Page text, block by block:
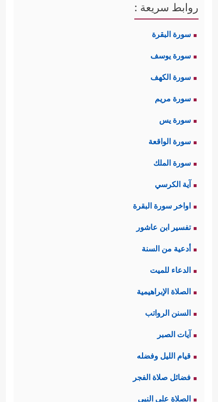
روابط سريعة :
سورة البقرة
سورة يوسف
سورة الكهف
سورة مريم
سورة يس
سورة الواقعة
سورة الملك
آية الكرسي
اواخر سورة البقرة
تفسير ابن عاشور
أدعية من السنة
الدعاء للميت
الصلاة الإبراهيمية
السنن الرواتب
آيات الصبر
قيام الليل وفضله
فضائل صلاة الفجر
الصلاة على النبي